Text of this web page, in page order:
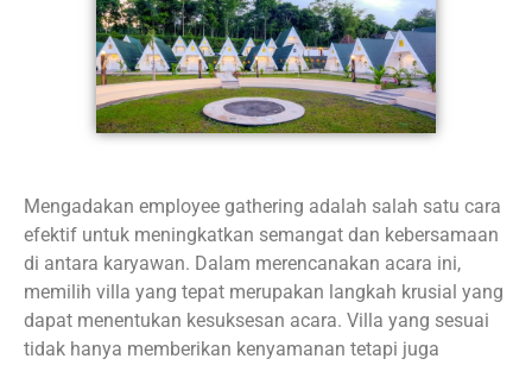
Mengadakan employee gathering adalah salah satu cara
efektif untuk meningkatkan semangat dan kebersamaan
di antara karyawan. Dalam merencanakan acara ini,
memilih villa yang tepat merupakan langkah krusial yang
dapat menentukan kesuksesan acara. Villa yang sesuai
tidak hanya memberikan kenyamanan tetapi juga